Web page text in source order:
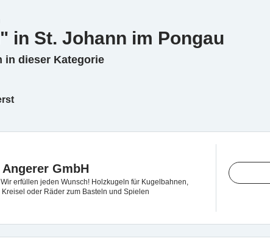
in St. Johann im Pongau
in dieser Kategorie
GmbH
erfüllen jeden Wunsch! Holzkugeln für Kugelbahnen,
oder Räder zum Basteln und Spielen